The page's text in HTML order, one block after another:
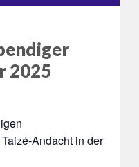
2025
Andacht in der